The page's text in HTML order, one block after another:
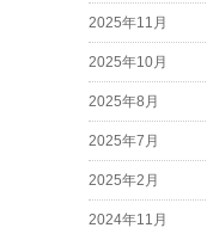
2025年11月
2025年10月
2025年8月
2025年7月
2025年2月
2024年11月